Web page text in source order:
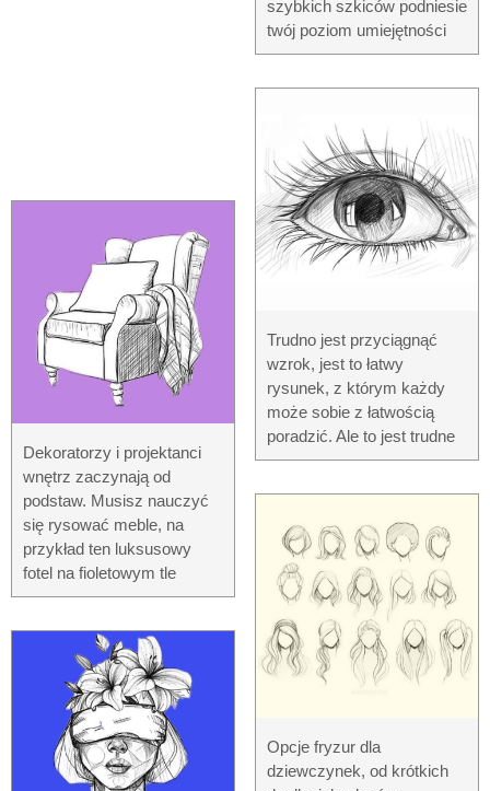
Dekoratorzy i projektanci
wnętrz zaczynają od
podstaw. Musisz nauczyć
się rysować meble, na
przykład ten luksusowy
fotel na fioletowym tle
szybkich szkiców podniesie
twój poziom umiejętności
Trudno jest przyciągnąć
wzrok, jest to łatwy
rysunek, z którym każdy
może sobie z łatwością
poradzić. Ale to jest trudne
Opcje fryzur dla
dziewczynek, od krótkich